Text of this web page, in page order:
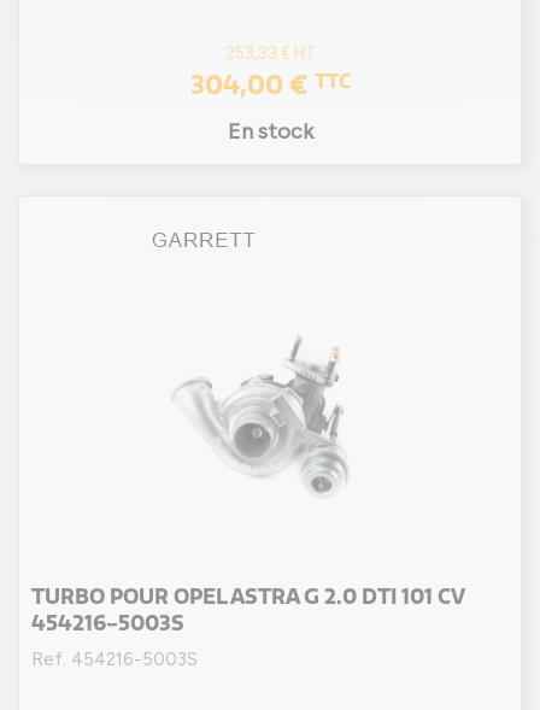
253,33 € HT
304,00 € TTC
En stock
TURBO POUR OPEL ASTRA G 2.0 DTI 101 CV
454216-5003S
Ref. 454216-5003S